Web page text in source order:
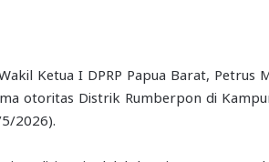
Ketua I DPRP Papua Barat, Petrus
otoritas Distrik Rumberpon di
2026).